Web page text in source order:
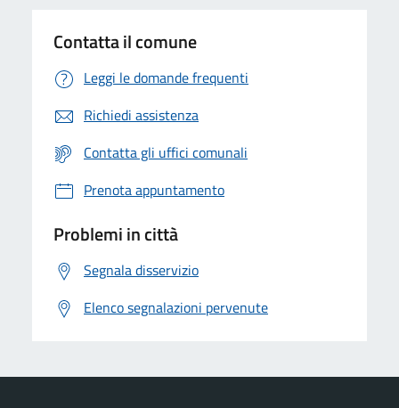
Contatta il comune
Leggi le domande frequenti
Richiedi assistenza
Contatta gli uffici comunali
Prenota appuntamento
Problemi in città
Segnala disservizio
Elenco segnalazioni pervenute